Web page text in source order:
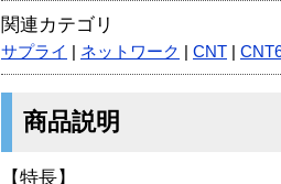
関連カテゴリ
サプライ ネットワーク CNT
商品説明
【特長】